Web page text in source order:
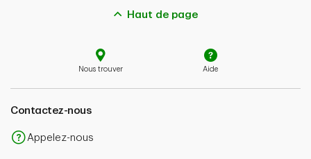
Haut de page
Nous trouver Aide
Contactez-nous
Appelez-nous